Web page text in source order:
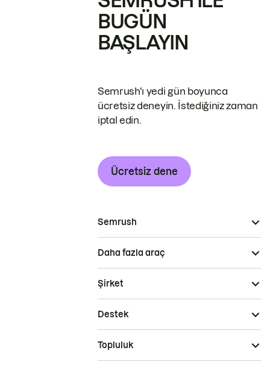
BUGÜN
BAŞLAYIN
Semrush'ı yedi gün boyunca
ücretsiz deneyin. İstediğiniz zaman
iptal edin.
Ücretsiz dene
Semrush
Daha fazla araç
Şirket
Destek
Topluluk